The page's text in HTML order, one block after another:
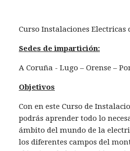
Curso Instalaciones Electricas
Sedes de impartición:
A Coruña - Lugo – Orense –
Objetivos
Con en este Curso de
podrás aprender todo lo
ámbito del mundo de la
los diferentes campos del